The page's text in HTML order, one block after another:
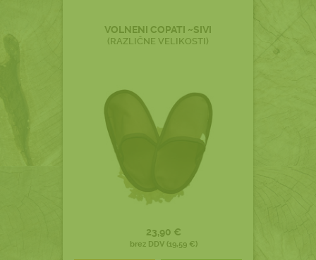
VOLNENI COPATI ~SIVI
(RAZLIČNE VELIKOSTI)
23,90 €
brez DDV (19,59 €)